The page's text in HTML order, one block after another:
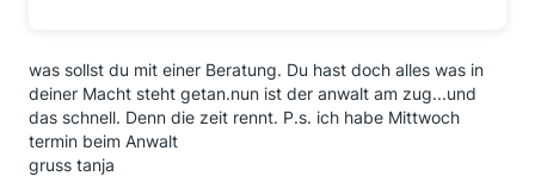
was sollst du mit einer Beratung. Du hast doch alles was in
deiner Macht steht getan.nun ist der anwalt am zug...und
das schnell. Denn die zeit rennt. P.s. ich habe Mittwoch
termin beim Anwalt
gruss tanja